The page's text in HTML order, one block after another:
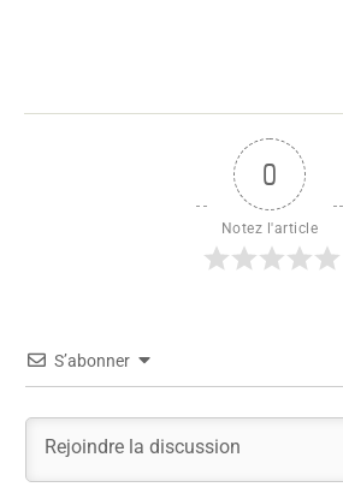
0
Notez l'article
S’abonner